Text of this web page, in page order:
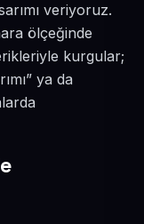
veriyoruz.
ölçeğinde
kurgular;
ya da